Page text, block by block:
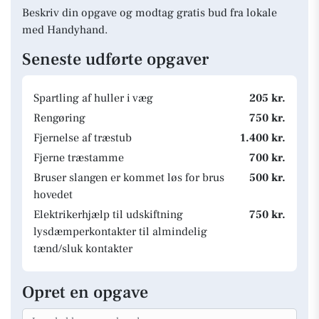
Beskriv din opgave og modtag gratis bud fra lokale
med Handyhand.
Seneste udførte opgaver
Spartling af huller i væg
205 kr.
Rengøring
750 kr.
Fjernelse af træstub
1.400 kr.
Fjerne træstamme
700 kr.
Bruser slangen er kommet løs for brus
hovedet
500 kr.
Elektrikerhjælp til udskiftning
lysdæmperkontakter til almindelig
tænd/sluk kontakter
750 kr.
Opret en opgave